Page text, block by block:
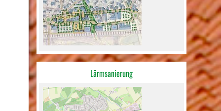
Lärmsanierung